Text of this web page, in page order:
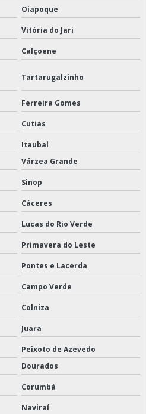
Oiapoque
Vitória do Jari
Calçoene
Tartarugalzinho
Ferreira Gomes
Cutias
Itaubal
Várzea Grande
Sinop
Cáceres
Lucas do Rio Verde
Primavera do Leste
Pontes e Lacerda
Campo Verde
Colniza
Juara
Peixoto de Azevedo
Dourados
Corumbá
Naviraí